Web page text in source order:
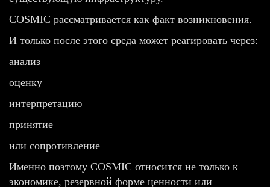
COSMIC рассматривается как факт возникновения.
И только после этого среда может реагировать через:
анализ
оценку
интерпретацию
принятие
или сопротивление
Именно поэтому COSMIC относится не только к
экономике, резервной форме ценности или